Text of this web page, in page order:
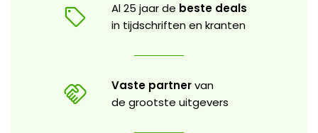
Al 25 jaar de beste deals
in tijdschriften en kranten
Vaste partnervan
de grootste uitgevers